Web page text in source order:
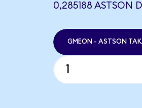
0,285188 ASTSON
GMEON - ASTSON